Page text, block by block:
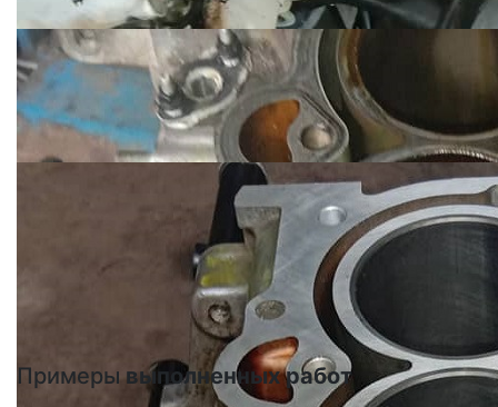
Примеры выполненных работ